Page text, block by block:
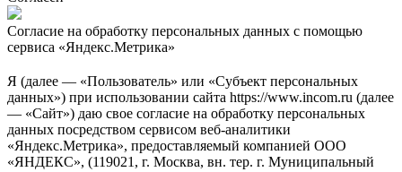
Согласие на обработку персональных данных с помощью
сервиса «Яндекс.Метрика»
Я (далее — «Пользователь» или «Субъект персональных
данных») при использовании сайта https://www.incom.ru (далее
— «Сайт») даю свое согласие на обработку персональных
данных посредством сервисом веб-аналитики
«Яндекс.Метрика», предоставляемый компанией ООО
«ЯНДЕКС», (119021, г. Москва, вн. тер. г. Муниципальный